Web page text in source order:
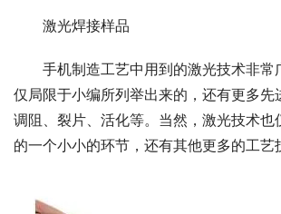
激光焊接样品
手机制造工艺中用到的激光技术非常
仅局限于小编所列举出来的，还有更多先
调阻、裂片、活化等。当然，激光技术也
的一个小小的环节，还有其他更多的工艺